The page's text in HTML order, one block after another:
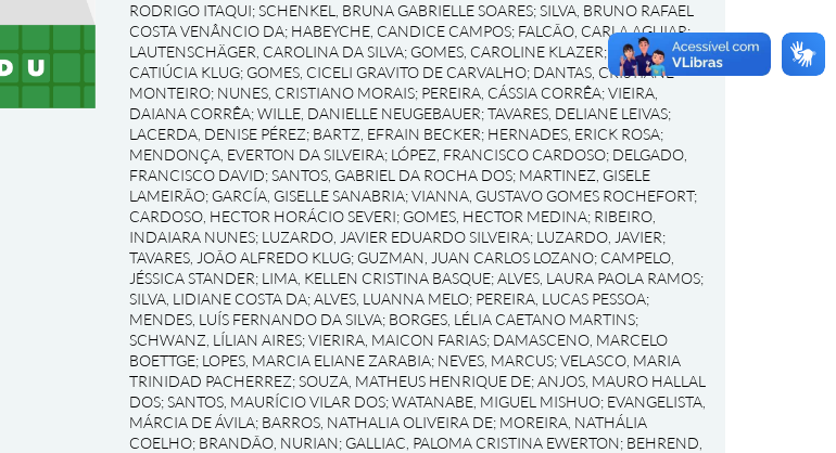
RODRIGO ITAQUI;SCHENKEL, BRUNA GABRIELLE SOARES;SILVA, BRUNO RAFAEL
COSTA VENÂNCIO DA; HABEYCHE, CANDICE CAMPOS; FALCÃO, CARLA AGUIAR;
LAUTENSCHÄGER, CAROLINA DA SILVA; GOMES, CAROLINE KLAZER;
SCHNEIDER,
CATIÚCIA KLUG; GOMES, CICELI GRAVITO DE CARVALHO; DANTAS, CRISTIANE
MONTEIRO; NUNES, CRISTIANO MORAIS; PEREIRA, CÁSSIA CORRÊA;VIEIRA,
DAIANA CORRÊA;WILLE, DANIELLE NEUGEBAUER;TAVARES, DELIANE LEIVAS;
LACERDA, DENISE PÉREZ; BARTZ, EFRAIN BECKER; HERNADES, ERICK ROSA;
MENDONÇA, EVERTON DA SILVEIRA; LÓPEZ, FRANCISCO CARDOSO; DELGADO,
FRANCISCO DAVID;SANTOS, GABRIEL DA ROCHA DOS; MARTINEZ, GISELE
LAMEIRÃO; GARCÍA, GISELLE SANABRIA;VIANNA, GUSTAVO GOMES ROCHEFORT;
CARDOSO, HECTOR HORÁCIO SEVERI; GOMES, HECTOR MEDINA; RIBEIRO,
INDAIARA NUNES; LUZARDO, JAVIER EDUARDO SILVEIRA; LUZARDO, JAVIER;
TAVARES, JOÃO ALFREDO KLUG; GUZMAN, JUAN CARLOS LOZANO; CAMPELO,
JÉSSICA STANDER; LIMA, KELLEN CRISTINA BASQUE;ALVES, LAURA PAOLA RAMOS;
SILVA, LIDIANE COSTA DA;ALVES, LUANNA MELO; PEREIRA, LUCAS PESSOA;
MENDES, LUÍS FERNANDO DA SILVA; BORGES, LÉLIA CAETANO MARTINS;
SCHWANZ, LÍLIAN AIRES;VIERIRA, MAICON FARIAS; DAMASCENO, MARCELO
BOETTGE; LOPES, MARCIA ELIANE ZARABIA; NEVES, MARCUS;VELASCO, MARIA
TRINIDAD PACHERREZ;SOUZA, MATHEUS HENRIQUE DE;ANJOS, MAURO HALLAL
DOS;SANTOS, MAURÍCIO VILAR DOS;WATANABE, MIGUEL MISHUO; EVANGELISTA,
MÁRCIA DE ÁVILA; BARROS, NATHALIA OLIVEIRA DE; MOREIRA, NATHÁLIA
COELHO; BRANDÃO, NURIAN; GALLIAC, PALOMA CRISTINA EWERTON; BEHREND,